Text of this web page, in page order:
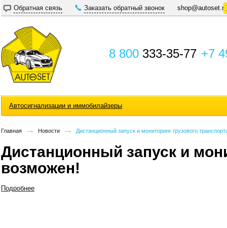
Обратная связь Заказать обратный звонок shop@autoset.ru
8 800 333-35-77 +7
Автосигнализации и иммобилайзеры
Главная Новости Дистанционный запуск и мониторинг грузового
Дистанционный запуск и
возможен!
Подробнее